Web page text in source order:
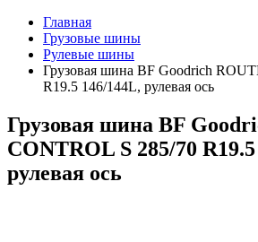
Главная
Грузовые шины
Рулевые шины
Грузовая шина BF Goodrich
R19.5 146/144L, рулевая ось
Грузовая шина BF
CONTROL S 285/70
рулевая ось